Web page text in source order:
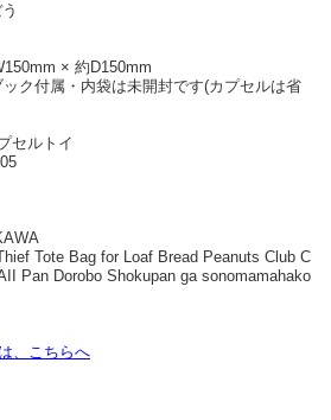
× 約D150mm
ク付属・内袋は未開封です(カプセルは省
セルトイ
Tote Bag for Loaf Bread Peanuts Club C
Pan Dorobo Shokupan ga sonomamahako
、こちらへ